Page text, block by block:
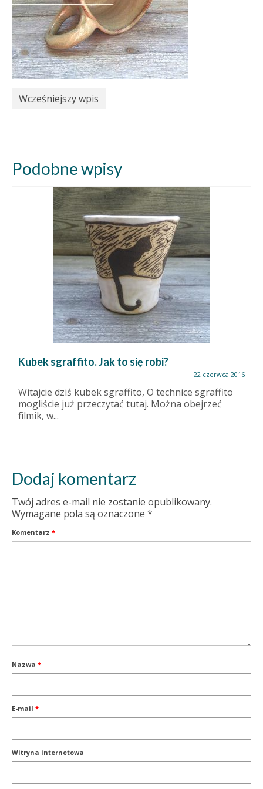
Wcześniejszy wpis
Podobne wpisy
Kubek sgraffito. Jak to się robi?
22 czerwca 2016
Witajcie dziś kubek sgraffito, O technice sgraffito
mogliście już przeczytać tutaj. Można obejrzeć
filmik, w...
Dodaj komentarz
Twój adres e-mail nie zostanie opublikowany.
Wymagane pola są oznaczone *
Komentarz *
Nazwa *
E-mail *
Witryna internetowa